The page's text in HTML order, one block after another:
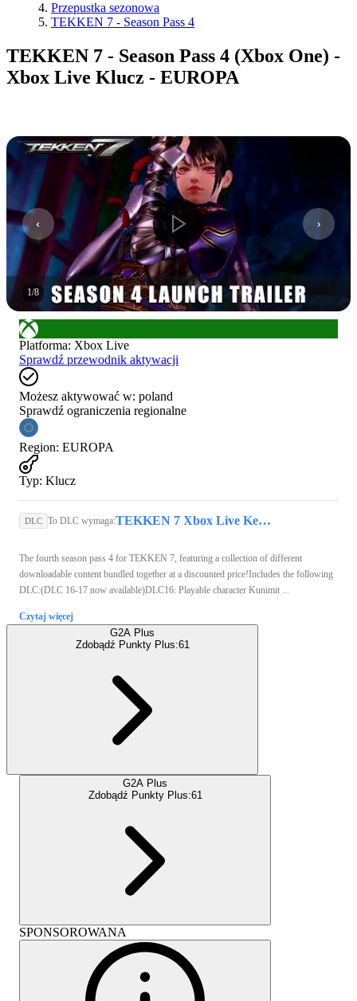
Przepustka sezonowa
TEKKEN 7 - Season Pass 4
TEKKEN 7 - Season Pass 4 (Xbox One) -
Xbox Live Klucz - EUROPA
1/8
Platforma: Xbox Live
Sprawdź przewodnik aktywacji
Możesz aktywować w: poland
Sprawdź ograniczenia regionalne
Region: EUROPA
Typ: Klucz
DLC To DLC wymaga: TEKKEN 7 Xbox Live Key EUROPE
The fourth season pass 4 for TEKKEN 7, featuring a collection of different
downloadable content bundled together at a discounted price!Includes the following
DLC:(DLC 16-17 now available)DLC16: Playable character Kunimit ...
Czytaj więcej
G2A Plus
Zdobądź Punkty Plus:61
G2A Plus
Zdobądź Punkty Plus:61
SPONSOROWANA